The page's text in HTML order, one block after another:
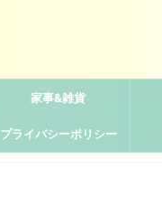
家事&雑貨
プライバシーポリシー